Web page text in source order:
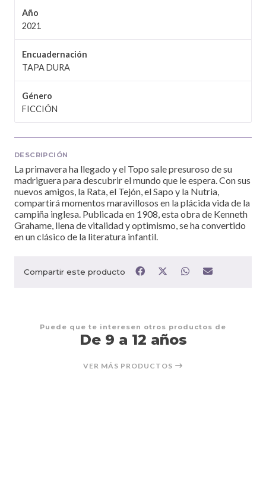
Año
2021
Encuadernación
TAPA DURA
Género
FICCIÓN
DESCRIPCIÓN
La primavera ha llegado y el Topo sale presuroso de su
madriguera para descubrir el mundo que le espera. Con sus
nuevos amigos, la Rata, el Tejón, el Sapo y la Nutria,
compartirá momentos maravillosos en la plácida vida de la
campiña inglesa. Publicada en 1908, esta obra de Kenneth
Grahame, llena de vitalidad y optimismo, se ha convertido
en un clásico de la literatura infantil.
Compartir este producto
Puede que te interesen otros productos de
De 9 a 12 años
VER MÁS PRODUCTOS